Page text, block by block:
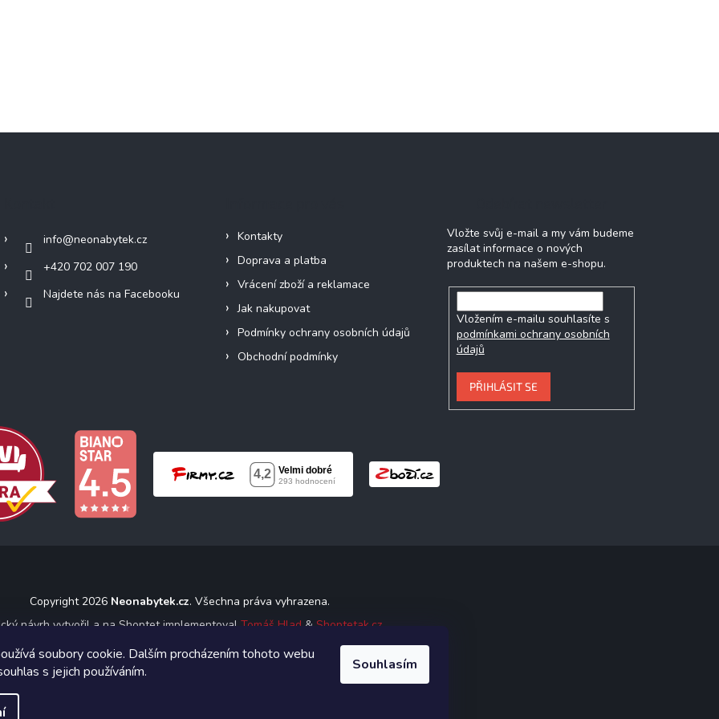
soubory cookie. Dalším procházením tohoto webu
s jejich používáním.
Souhlasím
info@neonabytek.cz
+420 702 007 190
Najdete nás na Facebooku
Kontakty
Doprava a platba
Vrácení zboží a reklamace
Jak nakupovat
Podmínky ochrany osobních údajů
Obchodní podmínky
Vložte svůj e-mail a my vám budeme
zasílat informace o nových
produktech na našem e-shopu.
Vložením e-mailu souhlasíte s
podmínkami ochrany osobních
údajů
PŘIHLÁSIT SE
Copyright 2026 Neonabytek.cz. Všechna práva vyhrazena.
návrh vytvořil a na Shoptet implementoval Tomáš Hlad & Shoptetak.cz.
Vytvořil Shoptet